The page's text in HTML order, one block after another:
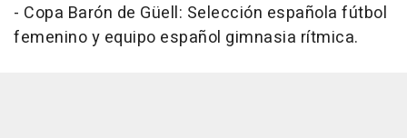
- Copa Barón de Güell: Selección española fútbol
femenino y equipo español gimnasia rítmica.